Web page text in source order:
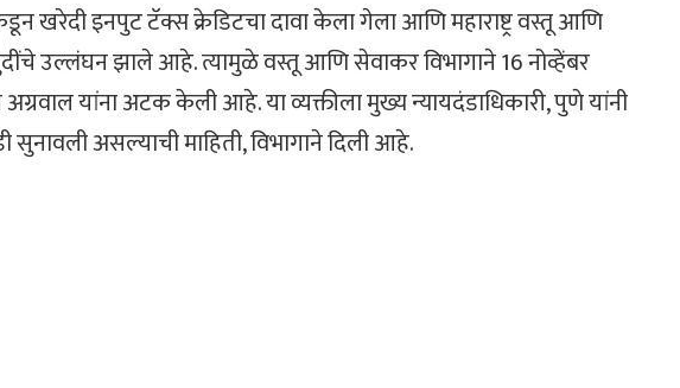
खरेदी इनपुट टॅक्स क्रेडिटचा दावा केला गेला आणि महाराष्ट्र वस्तू आणि
उल्लंघन झाले आहे. त्यामुळे वस्तू आणि सेवाकर विभागाने 16 नोव्हेंबर
यांना अटक केली आहे. या व्यक्तीला मुख्य न्यायदंडाधिकारी, पुणे यांनी
सुनावली असल्याची माहिती, विभागाने दिली आहे.